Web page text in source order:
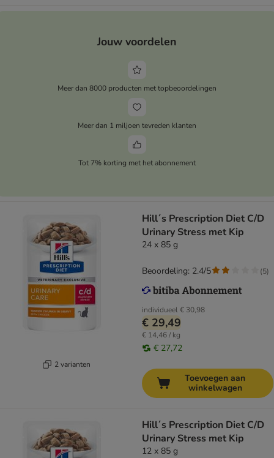
Jouw voordelen
Meer dan 8000 producten met topbeoordelingen
Meer dan 1 miljoen tevreden klanten
Tot 7% korting met het abonnement
2 varianten
Hill´s Prescription Diet C/D
Urinary Stress met Kip
24 x 85 g
individueel€ 30,98
€ 29,49
€ 14,46 / kg
€ 27,72
Beoordeling: 2.4/5 (5)
Toevoegen aan
winkelwagen
Hill´s Prescription Diet C/D
Urinary Stress met Kip
12 x 85 g